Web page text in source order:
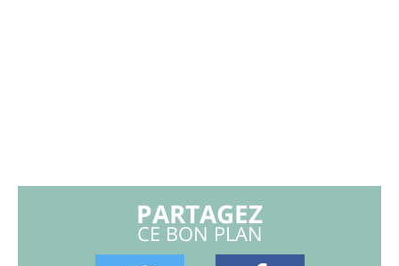
PARTAGEZ
CE BON PLAN